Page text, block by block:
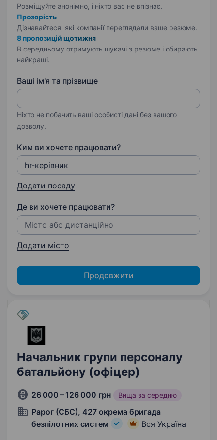
Розміщуйте анонімно, і ніхто вас не впізнає.
Прозорість
Дізнавайтеся, які компанії переглядали ваше резюме.
8 пропозицій щотижня
В середньому отримують шукачі з резюме і обирають
найкращі.
Ваші ім'я та прізвище
Ніхто не побачить ваші особисті дані без вашого
дозволу.
Ким ви хочете працювати?
Додати посаду
Де ви хочете працювати?
Додати місто
Продовжити
Начальник групи персоналу
батальйону (офіцер)
26 000 – 126 000 грн Вища за середню
Рарог (СБС), 427 окрема бригада
безпілотних систем
Вся Україна